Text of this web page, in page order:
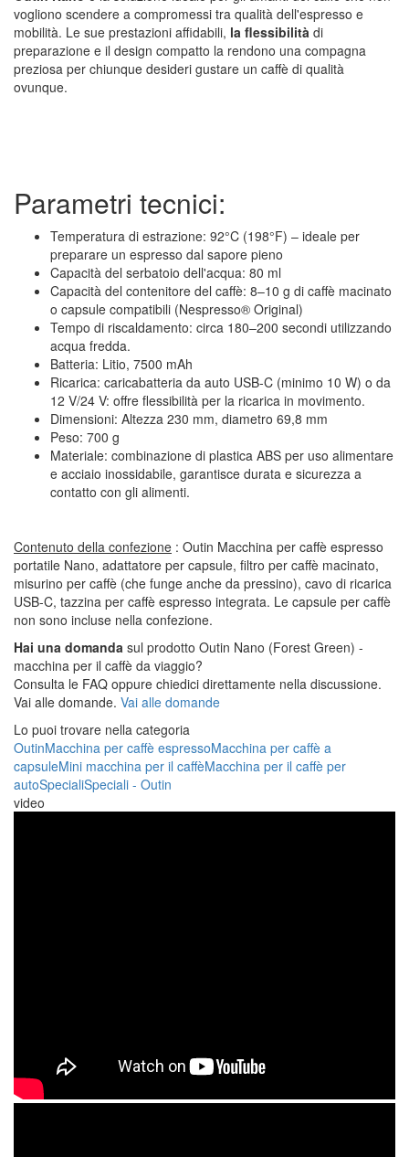
vogliono scendere a compromessi tra qualità dell'espresso e
mobilità. Le sue prestazioni affidabili, la flessibilità di
preparazione e il design compatto la rendono una compagna
preziosa per chiunque desideri gustare un caffè di qualità
ovunque.
Parametri tecnici:
Temperatura di estrazione: 92°C (198°F) – ideale per
preparare un espresso dal sapore pieno
Capacità del serbatoio dell'acqua: 80 ml
Capacità del contenitore del caffè: 8–10 g di caffè macinato
o capsule compatibili (Nespresso® Original)
Tempo di riscaldamento: circa 180–200 secondi utilizzando
acqua fredda.
Batteria: Litio, 7500 mAh
Ricarica: caricabatteria da auto USB-C (minimo 10 W) o da
12 V/24 V: offre flessibilità per la ricarica in movimento.
Dimensioni: Altezza 230 mm, diametro 69,8 mm
Peso: 700 g
Materiale: combinazione di plastica ABS per uso alimentare
e acciaio inossidabile, garantisce durata e sicurezza a
contatto con gli alimenti.
Contenuto della confezione : Outin Macchina per caffè espresso
portatile Nano, adattatore per capsule, filtro per caffè macinato,
misurino per caffè (che funge anche da pressino), cavo di ricarica
USB-C, tazzina per caffè espresso integrata. Le capsule per caffè
non sono incluse nella confezione.
Hai una domanda sul prodotto Outin Nano (Forest Green) -
macchina per il caffè da viaggio?
Consulta le FAQ oppure chiedici direttamente nella discussione.
Vai alle domande. Vai alle domande
Lo puoi trovare nella categoria
OutinMacchina per caffè espressoMacchina per caffè a
capsuleMini macchina per il caffèMacchina per il caffè per
autoSpecialiSpeciali - Outin
video